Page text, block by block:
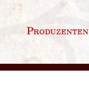
Produzenten